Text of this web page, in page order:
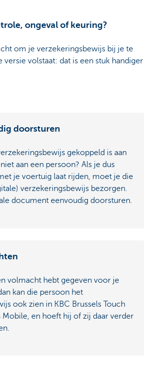
ongeval of keuring?
om je verzekeringsbewijs bij je te
versie volstaat: dat is een stuk handiger
doorsturen
gekoppeld is aan
aan een persoon? Als je dus
je voertuig laat rijden, moet je die
verzekeringsbewijs bezorgen.
document eenvoudig doorsturen.
volmacht hebt gegeven voor je
kan die persoon het
ook zien in KBC Brussels Touch
Mobile, en hoeft hij of zij daar verder